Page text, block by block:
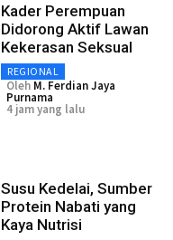
Kader Perempuan
Didorong Aktif Lawan
Kekerasan Seksual
REGIONAL
Oleh M. Ferdian Jaya
Purnama
4 jam yang lalu
Susu Kedelai, Sumber
Protein Nabati yang
Kaya Nutrisi